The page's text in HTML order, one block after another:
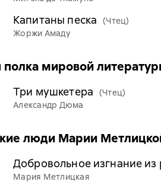
Капитаны песка
(Чтец)
Жоржи Амаду
полка мировой
Три мушкетера
(Чтец)
Александр Дюма
люди Марии
Добровольное изгнание из
Мария Метлицкая